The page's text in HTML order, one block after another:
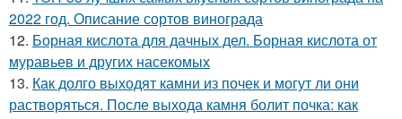
2022 год. Описание сортов винограда
12. Борная кислота для дачных дел. Борная кислота от
муравьев и других насекомых
13. Как долго выходят камни из почек и могут ли они
растворяться. После выхода камня болит почка: как